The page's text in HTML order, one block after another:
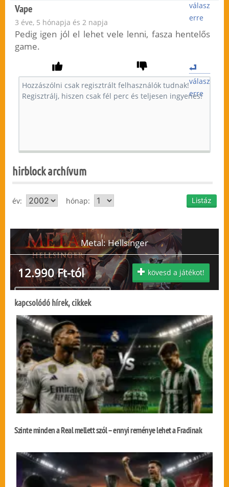
válasz
erre
Vape
3 éve, 5 hónapja és 2 napja
Pedig igen jól el lehet vele lenni, fasza hentelős
game.
válasz
erre
hirblock archívum
év: hónap:
Metal: Hellsinger
12.990 Ft-tól kövesd a játékot!
kapcsolódó hírek, cikkek
Szinte minden a Real mellett szól – ennyi reménye lehet a Fradinak